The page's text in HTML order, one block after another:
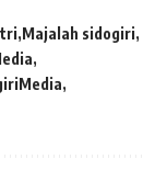
Majalah sidogiri